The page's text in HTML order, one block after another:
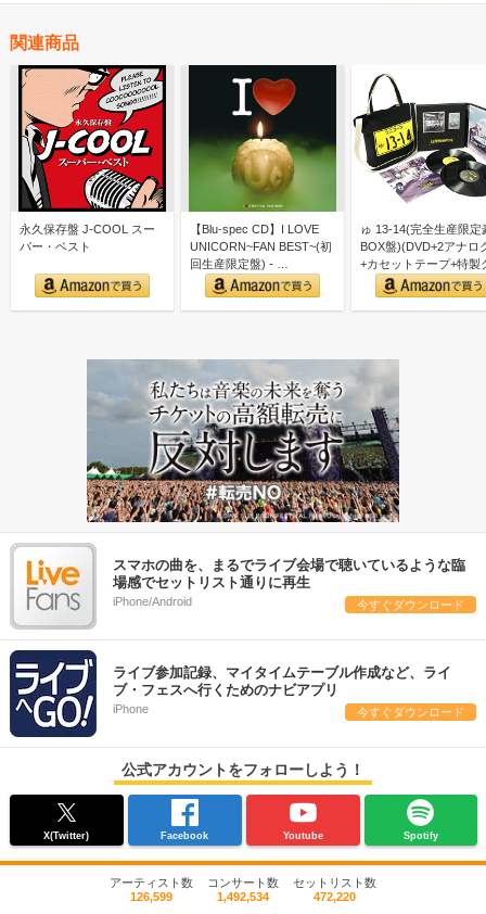
関連商品
永久保存盤 J-COOL スー
パー・ベスト
【Blu-spec CD】I LOVE
UNICORN~FAN BEST~(初
回生産限定盤) - …
ゅ 13-14(完全生産限定
BOX盤)(DVD+2アナロ
+カセットテープ+特製
ズ付)
スマホの曲を、まるでライブ会場で聴いているような臨
場感でセットリスト通りに再生
iPhone/Android 今すぐダウンロード
ライブ参加記録、マイタイムテーブル作成など、ライ
ブ・フェスへ行くためのナビアプリ
iPhone 今すぐダウンロード
公式アカウントをフォローしよう！
X(Twitter) Facebook Youtube Spotify
アーティスト数
126,599
コンサート数
1,492,534
セットリスト数
472,220